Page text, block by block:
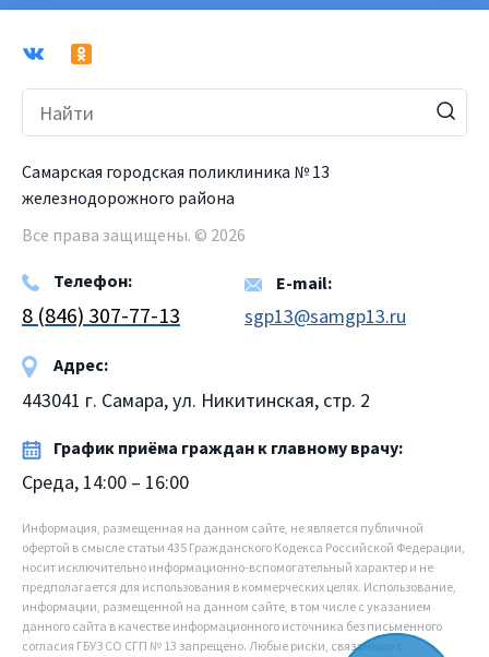
Самарская городская поликлиника № 13
железнодорожного района
Все права защищены. © 2026
Телефон:
8 (846) 307-77-13
E-mail:
sgp13@samgp13.ru
Адрес:
443041 г. Самара, ул. Никитинская, стр. 2
График приёма граждан к главному врачу:
Среда, 14:00 – 16:00
Информация, размещенная на данном сайте, не является публичной
офертой в смысле статьи 435 Гражданского Кодекса Российской Федерации,
носит исключительно информационно-вспомогательный характер и не
предполагается для использования в коммерческих целях. Использование,
информации, размещенной на данном сайте, в том числе с указанием
данного сайта в качестве информационного источника без письменного
согласия ГБУЗ СО СГП № 13 запрещено. Любые риски, связанные с